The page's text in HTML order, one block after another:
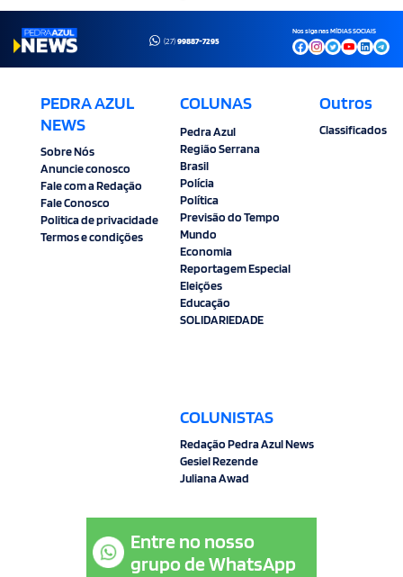
(27)99887-7295
Nos siga nas MÍDIAS SOCIAIS
PEDRA AZUL
NEWS
Sobre Nós
Anuncie conosco
Fale com a Redação
Fale Conosco
Politica de privacidade
Termos e condições
COLUNAS
Pedra Azul
Região Serrana
Brasil
Polícia
Política
Previsão do Tempo
Mundo
Economia
Reportagem Especial
Eleições
Educação
SOLIDARIEDADE
COLUNISTAS
Redação Pedra Azul News
Gesiel Rezende
Juliana Awad
Outros
Classificados
Entre no nosso
grupo de WhatsApp